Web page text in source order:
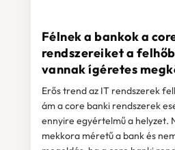
Félnek a bankok a
rendszereiket a
vannak ígéretes
Erős trend az IT rendszerek
ám a core banki rendszerek
ennyire egyértelmű a helyzet.
mekkora méretű a bank és